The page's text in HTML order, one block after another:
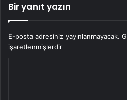
Bir yanıt yazın
E-posta adresiniz yayınlanmayacak.
işaretlenmişlerdir